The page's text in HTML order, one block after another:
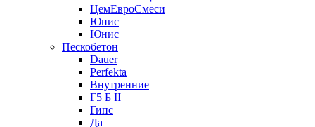
ЦемЕвроСмеси
Юнис
Юнис
Пескобетон
Dauer
Perfekta
Внутренние
Г5 Б II
Гипс
Да